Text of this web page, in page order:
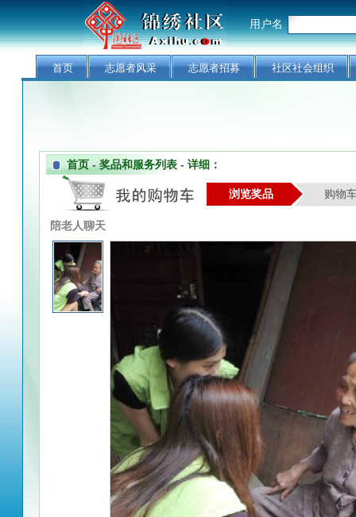
用户名
首页 志愿者风采 志愿者招募 社区社会组织
首页-奖品和服务列表- 详细：
浏览奖品 购物
陪老人聊天